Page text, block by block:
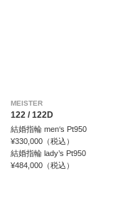
MEISTER
122 / 122D
結婚指輪 men‘s Pt950
¥330,000（税込）
結婚指輪 lady’s Pt950
¥484,000（税込）